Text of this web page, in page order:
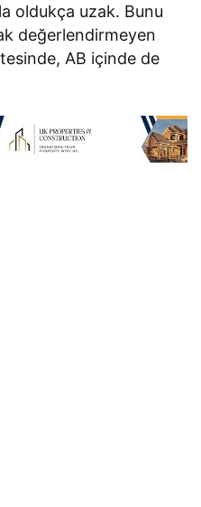
oldukça uzak. Bunu
değerlendirmeyen
AB içinde de